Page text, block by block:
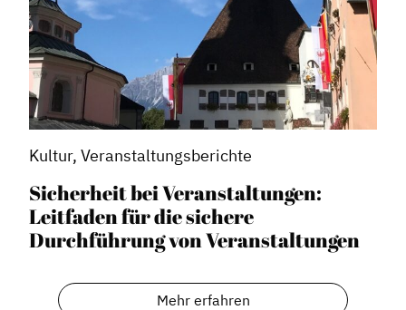
Kultur, Veranstaltungsberichte
Sicherheit bei Veranstaltungen:
Leitfaden für die sichere
Durchführung von Veranstaltungen
Mehr erfahren